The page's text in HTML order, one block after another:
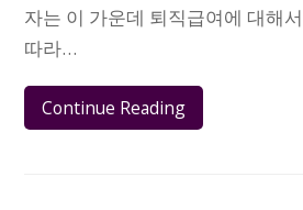
자는 이 가운데 퇴직급여에 대해
따라…
Continue Reading